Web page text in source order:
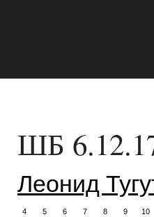
ШБ
Леонид
4 5 6 7 8 9 10